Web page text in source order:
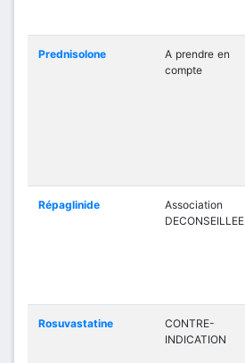
Prednisolone
A prendre en
compte
Répaglinide
Association
DECONSEILLEE
Rosuvastatine
CONTRE-
INDICATION